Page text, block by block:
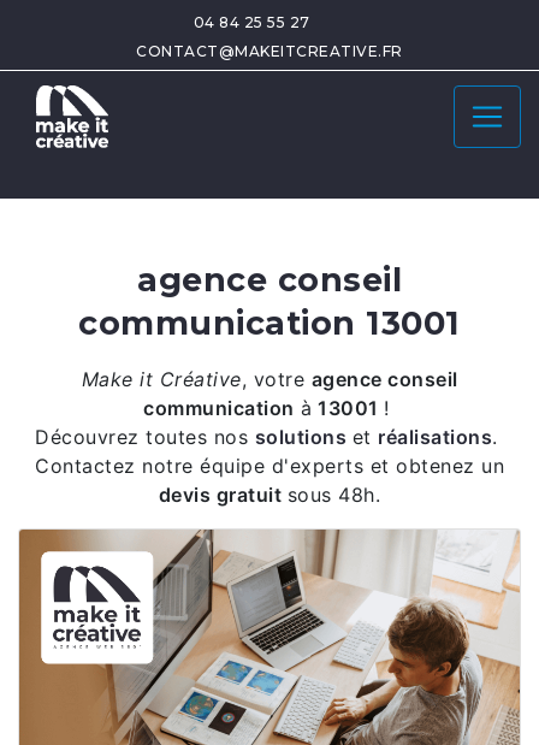
04 84 25 55 27
CONTACT@MAKEITCREATIVE.FR
agence conseil
communication 13001
Make it Créative, votre agence conseil
communication à 13001 !
Découvrez toutes nos solutions et réalisations.
Contactez notre équipe d'experts et obtenez un
devis gratuit sous 48h.